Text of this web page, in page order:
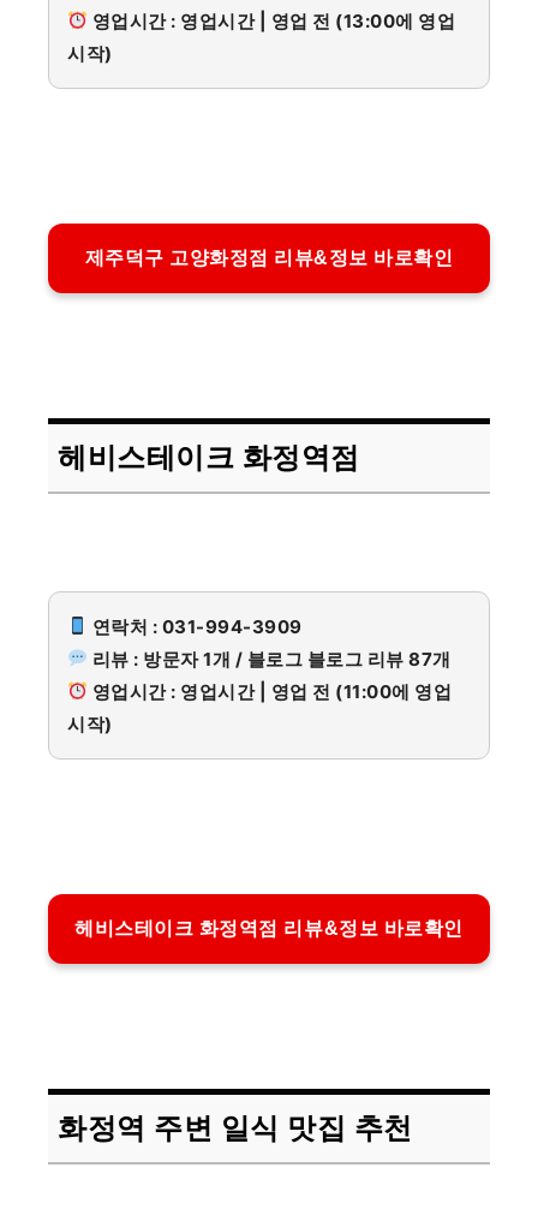
영업시간 : 영업시간 | 영업 전 (13:00에 영업
시작)
제주덕구 고양화정점 리뷰&정보 바로확인
헤비스테이크 화정역점
연락처 : 031-994-3909
리뷰 : 방문자 1개 / 블로그 블로그 리뷰 87개
영업시간 : 영업시간 | 영업 전 (11:00에 영업
시작)
헤비스테이크 화정역점 리뷰&정보 바로확인
화정역 주변 일식 맛집 추천